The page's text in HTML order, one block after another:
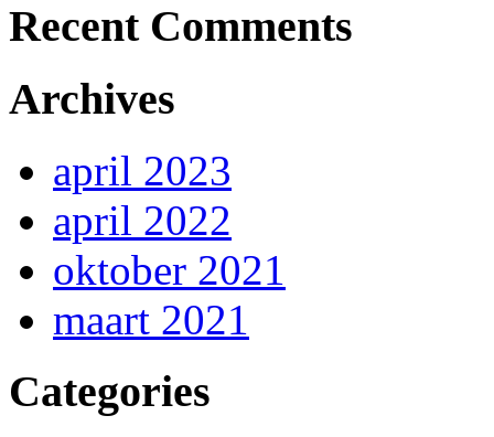
Recent Comments
Archives
april 2023
april 2022
oktober 2021
maart 2021
Categories